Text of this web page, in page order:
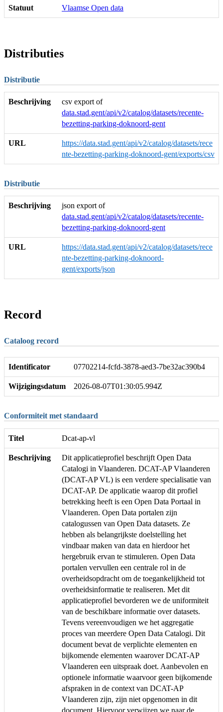
Statuut Vlaamse Open data
Distributies
Distributie
Beschrijving
csv export of
data.stad.gent/api/v2/catalog/datasets/recente-
bezetting-parking-doknoord-gent
URL
https://data.stad.gent/api/v2/catalog/datasets/rece
nte-bezetting-parking-doknoord-gent/exports/csv
Distributie
Beschrijving
json export of
data.stad.gent/api/v2/catalog/datasets/recente-
bezetting-parking-doknoord-gent
URL
https://data.stad.gent/api/v2/catalog/datasets/rece
nte-bezetting-parking-doknoord-
gent/exports/json
Record
Cataloog record
Identificator 07702214-fcfd-3878-aed3-7be32ac390b4
Wijzigingsdatum 2026-08-07T01:30:05.994Z
Conformiteit met standaard
Titel Dcat-ap-vl
Beschrijving
Dit applicatieprofiel beschrijft Open Data
Catalogi in Vlaanderen. DCAT-AP Vlaanderen
(DCAT-AP VL) is een verdere specialisatie van
DCAT-AP. De applicatie waarop dit profiel
betrekking heeft is een Open Data Portaal in
Vlaanderen. Open Data portalen zijn
catalogussen van Open Data datasets. Ze
hebben als belangrijkste doelstelling het
vindbaar maken van data en hierdoor het
hergebruik ervan te stimuleren. Open Data
portalen vervullen een centrale rol in de
overheidsopdracht om de toegankelijkheid tot
overheidsinformatie te realiseren. Met dit
applicatieprofiel bevorderen we de uniformiteit
van de beschikbare informatie over datasets.
Tevens vereenvoudigen we het aggregatie
proces van meerdere Open Data Catalogi. Dit
document bevat de verplichte elementen en
bijkomende elementen waarover DCAT-AP
Vlaanderen een uitspraak doet. Aanbevolen en
optionele informatie waarvoor geen bijkomende
afspraken in de context van DCAT-AP
Vlaanderen zijn, zijn niet opgenomen in dit
document. Hiervoor verwijzen we naar de